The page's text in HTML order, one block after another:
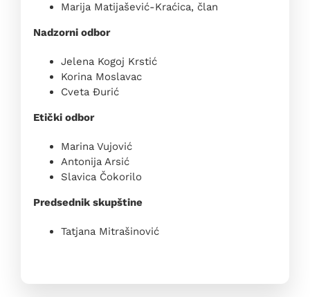
Marija Matijašević-Kraćica, član
Nadzorni odbor
Jelena Kogoj Krstić
Korina Moslavac
Cveta Đurić
Etički odbor
Marina Vujović
Antonija Arsić
Slavica Čokorilo
Predsednik skupštine
Tatjana Mitrašinović